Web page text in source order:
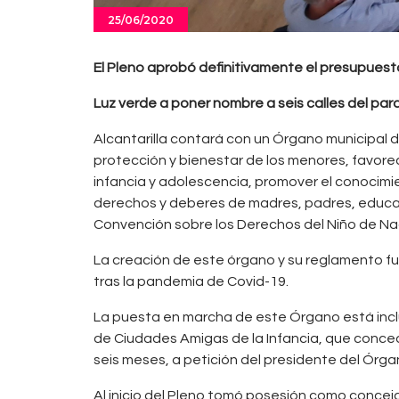
25/06/2020
El Pleno aprobó definitivamente el
Luz verde a poner nombre a seis calles del
Alcantarilla contará con un Órgano municipal
protección y bienestar de los menores,
infancia y adolescencia, promover el
derechos y deberes de madres, padres,
Convención sobre los Derechos del Niño de
La creación de este órgano y su reglamento
tras la pandemia de Covid-19.
La puesta en marcha de este Órgano está
de Ciudades Amigas de la Infancia, que
seis meses, a petición del presidente del
Al inicio del Pleno tomó posesión como